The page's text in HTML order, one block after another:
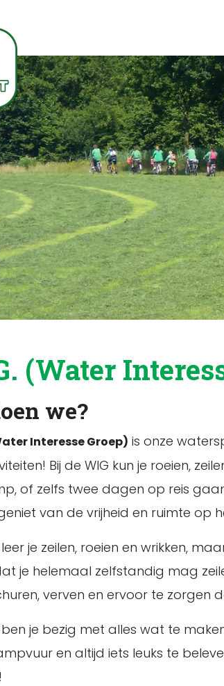
(Water
we?
Interesse Groep) is onze
Bij de WIG kun je roeien,
of zelfs twee dagen op reis
van de vrijheid en ruimte op
leer je zeilen, roeien en wrikken,
je helemaal zelfstandig mag
verven en ervoor te zorgen
ben je bezig met alles wat te
en altijd iets leuks te